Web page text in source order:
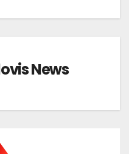
News